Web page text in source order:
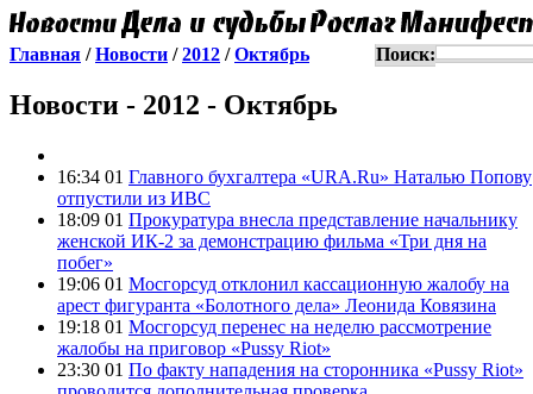
Главная /Новости /2012 /Октябрь Поиск:
Новости - 2012 - Октябрь
16:34 01 Главного бухгалтера «URA.Ru» Наталью Попову
отпустили из ИВС
18:09 01 Прокуратура внесла представление начальнику
женской ИК-2 за демонстрацию фильма «Три дня на
побег»
19:06 01 Мосгорсуд отклонил кассационную жалобу на
арест фигуранта «Болотного дела» Леонида Ковязина
19:18 01 Мосгорсуд перенес на неделю рассмотрение
жалобы на приговор «Pussy Riot»
23:30 01 По факту нападения на сторонника «Pussy Riot»